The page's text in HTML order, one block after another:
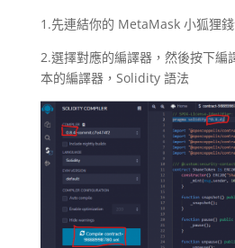
1.先連結你的 MetaMask 小狐狸
2.選擇對應的編譯器，然後按下編
本的編譯器，Solidity 語法